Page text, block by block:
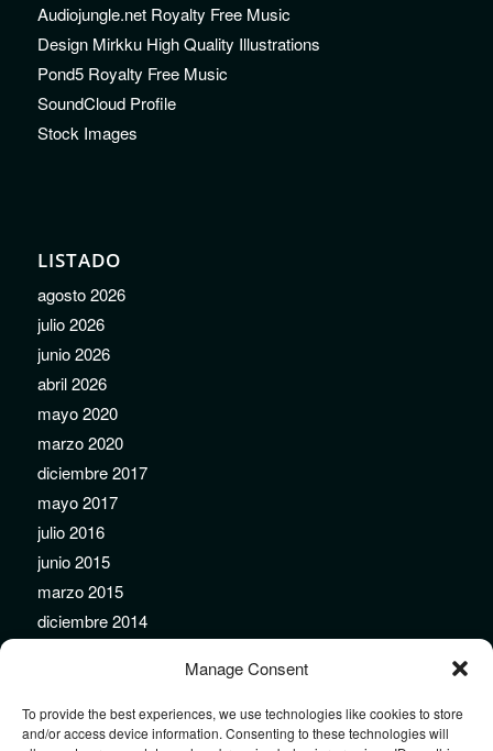
Manage Consent
To provide the best experiences, we use technologies like cookies to store
and/or access device information. Consenting to these technologies will
Audiojungle.net Royalty Free Music
Design Mirkku High Quality Illustrations
Pond5 Royalty Free Music
SoundCloud Profile
Stock Images
LISTADO
agosto 2026
julio 2026
junio 2026
abril 2026
mayo 2020
marzo 2020
diciembre 2017
mayo 2017
julio 2016
junio 2015
marzo 2015
diciembre 2014
agosto 2014
julio 2014